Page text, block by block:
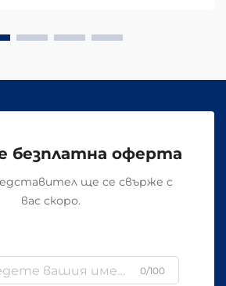
важни елементи...
безплатна оферта
ще се свърже с
вас скоро.
0/100